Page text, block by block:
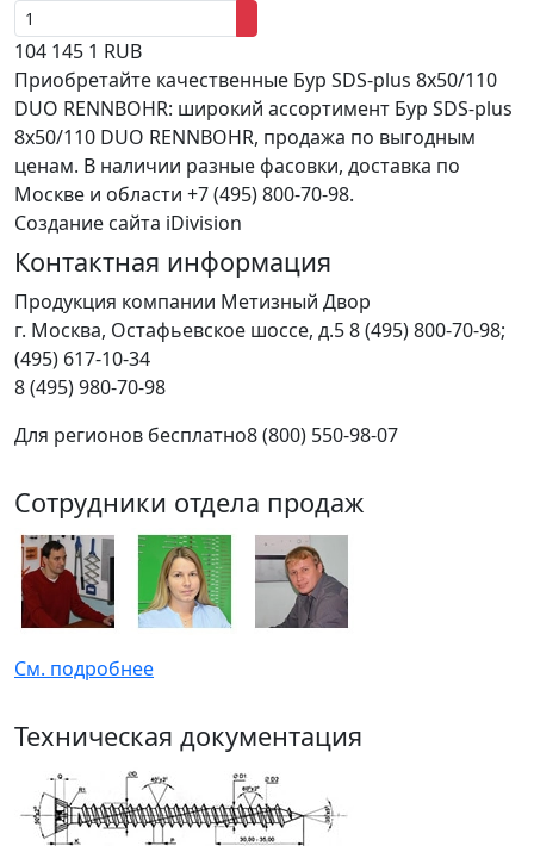
104 145 1 RUB
Приобретайте качественные Бур SDS-plus 8х50/110
DUO RENNBOHR: широкий ассортимент Бур SDS-plus
8х50/110 DUO RENNBOHR, продажа по выгодным
ценам. В наличии разные фасовки, доставка по
Москве и области +7 (495) 800-70-98.
Создание сайта iDivision
Контактная информация
Продукция компании Метизный Двор
г. Москва, Остафьевское шоссе, д.58 (495) 800-70-98;
(495) 617-10-34
8 (495) 980-70-98
Для регионов бесплатно8 (800) 550-98-07
Сотрудники отдела продаж
См. подробнее
Техническая документация